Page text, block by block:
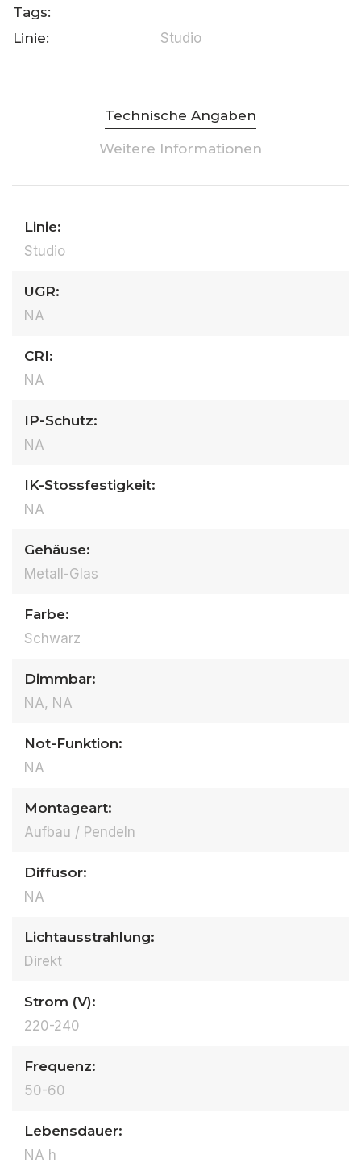
Tags:
Linie:
Studio
Technische Angaben
Weitere Informationen
Linie:
Studio
UGR:
NA
CRI:
NA
IP-Schutz:
NA
IK-Stossfestigkeit:
NA
Gehäuse:
Metall-Glas
Farbe:
Schwarz
Dimmbar:
NA, NA
Not-Funktion:
NA
Montageart:
Aufbau / Pendeln
Diffusor:
NA
Lichtausstrahlung:
Direkt
Strom (V):
220-240
Frequenz:
50-60
Lebensdauer:
NA h